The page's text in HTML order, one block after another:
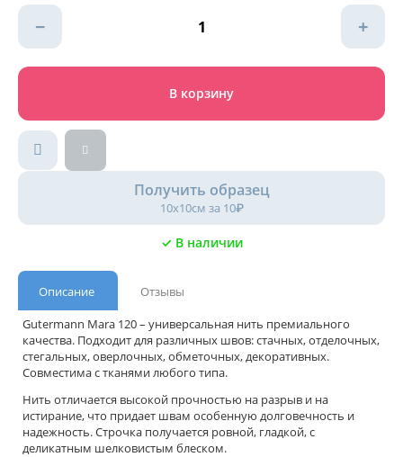
+
−
В корзину
Получить образец
10х10см за 10₽
✓ В наличии
Описание
Отзывы
Gutermann Mara 120 – универсальная нить премиального
качества. Подходит для различных швов: стачных, отделочных,
стегальных, оверлочных, обметочных, декоративных.
Совместима с тканями любого типа.
Нить отличается высокой прочностью на разрыв и на
истирание, что придает швам особенную долговечность и
надежность. Строчка получается ровной, гладкой, с
деликатным шелковистым блеском.